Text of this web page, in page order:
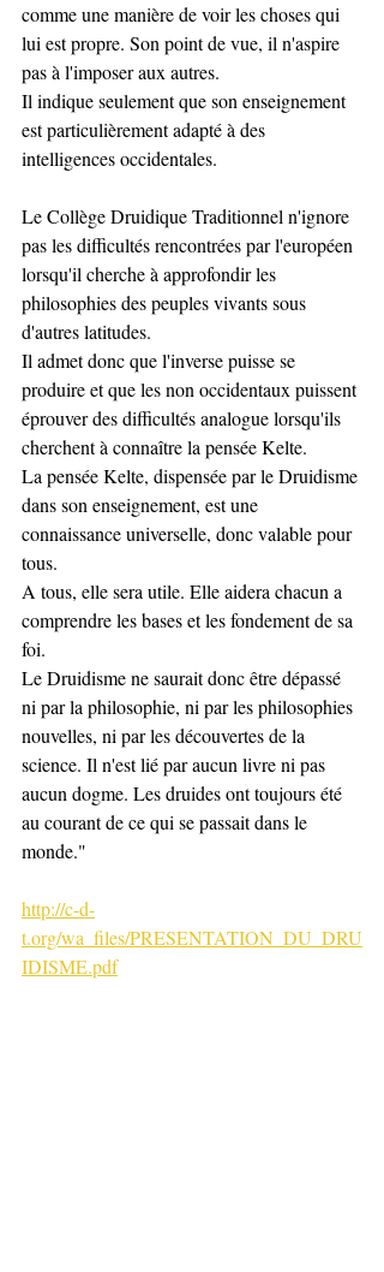
comme une manière de voir les choses qui
lui est propre. Son point de vue, il n'aspire
pas à l'imposer aux autres.
Il indique seulement que son enseignement
est particulièrement adapté à des
intelligences occidentales.
Le Collège Druidique Traditionnel n'ignore
pas les difficultés rencontrées par l'européen
lorsqu'il cherche à approfondir les
philosophies des peuples vivants sous
d'autres latitudes.
Il admet donc que l'inverse puisse se
produire et que les non occidentaux puissent
éprouver des difficultés analogue lorsqu'ils
cherchent à connaître la pensée Kelte.
La pensée Kelte, dispensée par le Druidisme
dans son enseignement, est une
connaissance universelle, donc valable pour
tous.
A tous, elle sera utile. Elle aidera chacun a
comprendre les bases et les fondement de sa
foi.
Le Druidisme ne saurait donc être dépassé
ni par la philosophie, ni par les philosophies
nouvelles, ni par les découvertes de la
science. Il n'est lié par aucun livre ni pas
aucun dogme. Les druides ont toujours été
au courant de ce qui se passait dans le
monde."
http://c-d-
t.org/wa_files/PRESENTATION_DU_DRU
IDISME.pdf